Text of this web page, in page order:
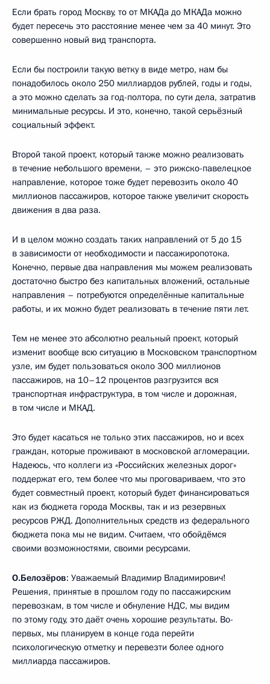
Если брать город Москву, то от МКАДа до МКАДа можно
будет пересечь это расстояние менее чем за 40 минут. Это
совершенно новый вид транспорта.
Если бы построили такую ветку в виде метро, нам бы
понадобилось около 250 миллиардов рублей, годы и годы,
а это можно сделать за год-полтора, по сути дела, затратив
минимальные ресурсы. И это, конечно, такой серьёзный
социальный эффект.
Второй такой проект, который также можно реализовать
в течение небольшого времени, – это рижско-павелецкое
направление, которое тоже будет перевозить около 40
миллионов пассажиров, которое также увеличит скорость
движения в два раза.
И в целом можно создать таких направлений от 5 до 15
в зависимости от необходимости и пассажиропотока.
Конечно, первые два направления мы можем реализовать
достаточно быстро без капитальных вложений, остальные
направления – потребуются определённые капитальные
работы, и их можно будет реализовать в течение пяти лет.
Тем не менее это абсолютно реальный проект, который
изменит вообще всю ситуацию в Московском транспортном
узле, им будет пользоваться около 300 миллионов
пассажиров, на 10–12 процентов разгрузится вся
транспортная инфраструктура, в том числе и дорожная,
в том числе и МКАД.
Это будет касаться не только этих пассажиров, но и всех
граждан, которые проживают в московской агломерации.
Надеюсь, что коллеги из «Российских железных дорог»
поддержат его, тем более что мы проговариваем, что это
будет совместный проект, который будет финансироваться
как из бюджета города Москвы, так и из резервных
ресурсов РЖД. Дополнительных средств из федерального
бюджета пока мы не видим. Считаем, что обойдёмся
своими возможностями, своими ресурсами.
О.Белозёров: Уважаемый Владимир Владимирович!
Решения, принятые в прошлом году по пассажирским
перевозкам, в том числе и обнуление НДС, мы видим
по этому году, это даёт очень хорошие результаты. Во-
первых, мы планируем в конце года перейти
психологическую отметку и перевезти более одного
миллиарда пассажиров.